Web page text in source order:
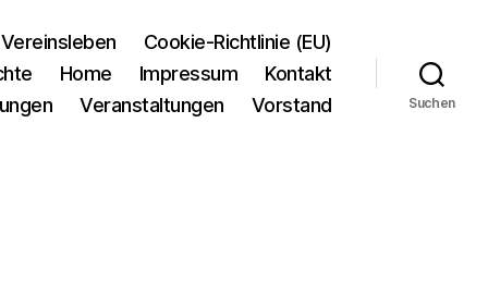
Cookie-Richtlinie (EU)
Home Impressum
Kontakt
Veranstaltungen Vorstand Suchen